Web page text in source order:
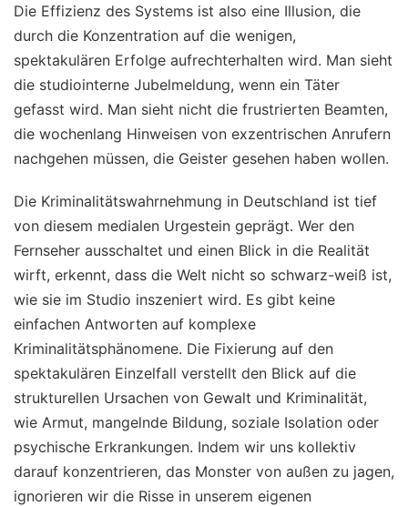
Die Effizienz des Systems ist also eine Illusion, die
durch die Konzentration auf die wenigen,
spektakulären Erfolge aufrechterhalten wird. Man sieht
die studiointerne Jubelmeldung, wenn ein Täter
gefasst wird. Man sieht nicht die frustrierten Beamten,
die wochenlang Hinweisen von exzentrischen Anrufern
nachgehen müssen, die Geister gesehen haben wollen.
Die Kriminalitätswahrnehmung in Deutschland ist tief
von diesem medialen Urgestein geprägt. Wer den
Fernseher ausschaltet und einen Blick in die Realität
wirft, erkennt, dass die Welt nicht so schwarz-weiß ist,
wie sie im Studio inszeniert wird. Es gibt keine
einfachen Antworten auf komplexe
Kriminalitätsphänomene. Die Fixierung auf den
spektakulären Einzelfall verstellt den Blick auf die
strukturellen Ursachen von Gewalt und Kriminalität,
wie Armut, mangelnde Bildung, soziale Isolation oder
psychische Erkrankungen. Indem wir uns kollektiv
darauf konzentrieren, das Monster von außen zu jagen,
ignorieren wir die Risse in unserem eigenen